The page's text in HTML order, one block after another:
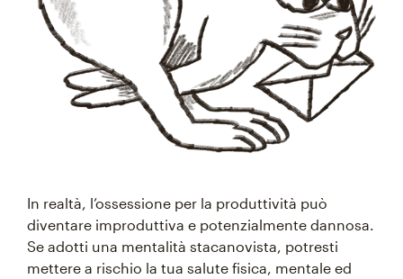
In realtà, l’ossessione per la produttività può
diventare improduttiva e potenzialmente dannosa.
Se adotti una mentalità stacanovista, potresti
mettere a rischio la tua salute fisica, mentale ed